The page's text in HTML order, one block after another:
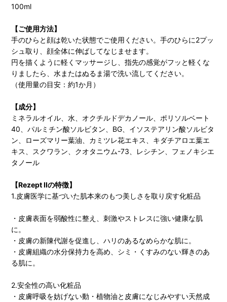
100ml
【ご使用方法】
手のひらと顔は乾いた状態でご使用ください。手のひらに2プッ
シュ取り、顔全体に伸ばしてなじませます。
円を描くように軽くマッサージし、指先の感覚がフッと軽くな
りましたら、水またはぬるま湯で洗い流してください。
（使用量の目安：約1か月）
【成分】
ミネラルオイル、水、オクチルドデカノール、ポリソルベート
40、パルミチン酸ソルビタン、BG、イソステアリン酸ソルビタ
ン、ローズマリー葉油、カミツレ花エキス、キダチアロエ葉エ
キス、スクワラン、クオタニウム-73、レシチン、フェノキシエ
タノール
【Rezept IIの特徴】
1.皮膚医学に基づいた肌本来のもつ美しさを取り戻す化粧品
・皮膚表面を弱酸性に整え、刺激やストレスに強い健康な肌
に。
・皮膚の新陳代謝を促進し、ハリのあるなめらかな肌に。
・皮膚組織の水分保持力を高め、シミ・くすみのない輝きのあ
る肌に。
2.安全性の高い化粧品
・皮膚呼吸を妨げない動・植物油と皮膚になじみやすい天然成